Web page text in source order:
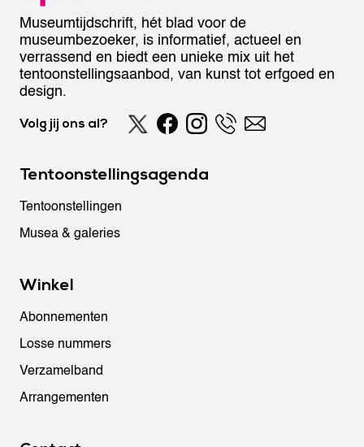
Museumtijdschrift, hét blad voor de
museumbezoeker, is informatief, actueel en
verrassend en biedt een unieke mix uit het
tentoonstellingsaanbod, van kunst tot erfgoed en
design.
Volg jij ons al?
Tentoonstellingsagenda
Tentoonstellingen
Musea & galeries
Winkel
Abonnementen
Losse nummers
Verzamelband
Arrangementen